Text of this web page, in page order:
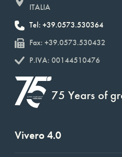
ITALIA
Tel: +39.0573.530364
Fax: +39.0573.530432
P.IVA: 00144510476
75 Years of
Vivero 4.0